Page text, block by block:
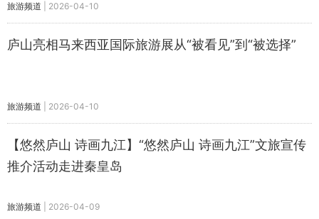
旅游频道 2026-04-10
庐山亮相马来西亚国际旅游展从“被看见”到“被选择”
旅游频道 2026-04-10
【悠然庐山 诗画九江】“悠然庐山 诗画九江”文旅宣传
推介活动走进秦皇岛
旅游频道 2026-04-09